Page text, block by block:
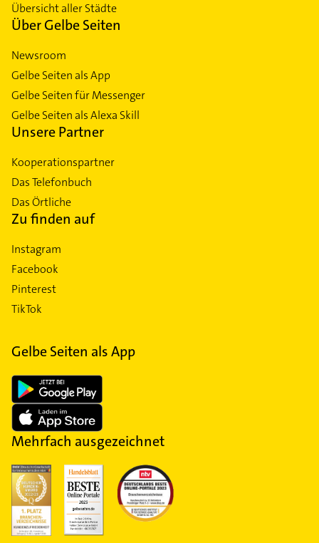
Übersicht aller Städte
Über Gelbe Seiten
Newsroom
Gelbe Seiten als App
Gelbe Seiten für Messenger
Gelbe Seiten als Alexa Skill
Unsere Partner
Kooperationspartner
Das Telefonbuch
Das Örtliche
Zu finden auf
Instagram
Facebook
Pinterest
TikTok
Gelbe Seiten als App
Mehrfach ausgezeichnet